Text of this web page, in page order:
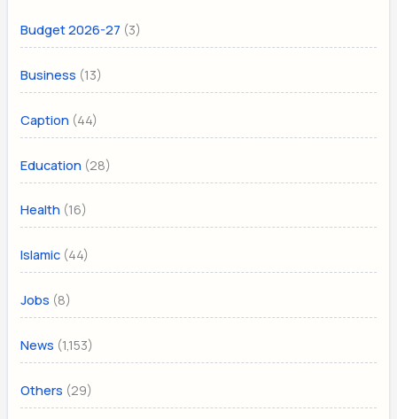
Budget 2026-27 (3)
Business (13)
Caption (44)
Education (28)
Health (16)
Islamic (44)
Jobs (8)
News (1,153)
Others (29)